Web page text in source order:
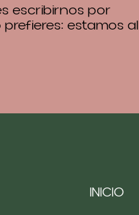
escribirnos por
estamos al
INICIO